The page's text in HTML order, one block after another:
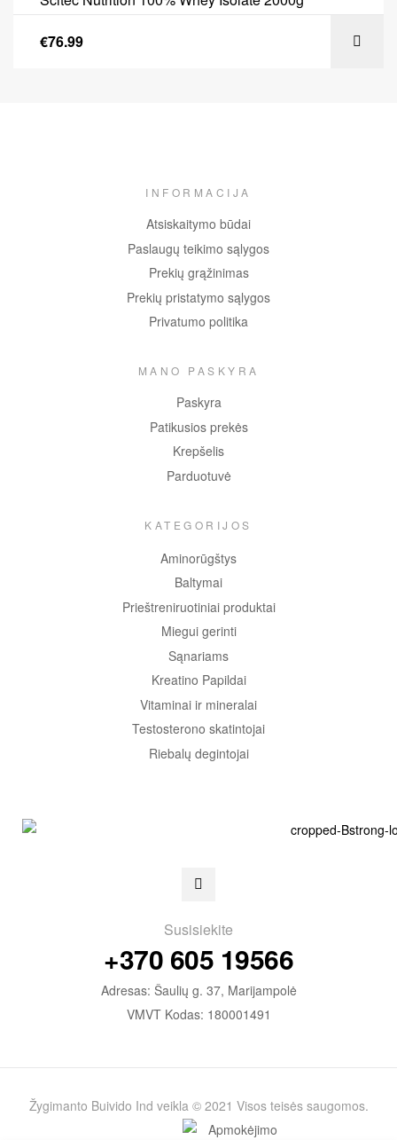
€76.99
Susisiekite
+370 605 19566
Adresas: Šaulių g. 37, Marijampolė
VMVT Kodas: 180001491
INFORMACIJA
Atsiskaitymo būdai
Paslaugų teikimo sąlygos
Prekių grąžinimas
Prekių pristatymo sąlygos
Privatumo politika
MANO PASKYRA
Paskyra
Patikusios prekės
Krepšelis
Parduotuvė
KATEGORIJOS
Aminorūgštys
Baltymai
Prieštreniruotiniai produktai
Miegui gerinti
Sąnariams
Kreatino Papildai
Vitaminai ir mineralai
Testosterono skatintojai
Riebalų degintojai
Žygimanto Buivido Ind veikla © 2021 Visos teisės saugomos.